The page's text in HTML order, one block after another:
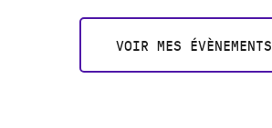
VOIR MES ÉVÈNEMENTS